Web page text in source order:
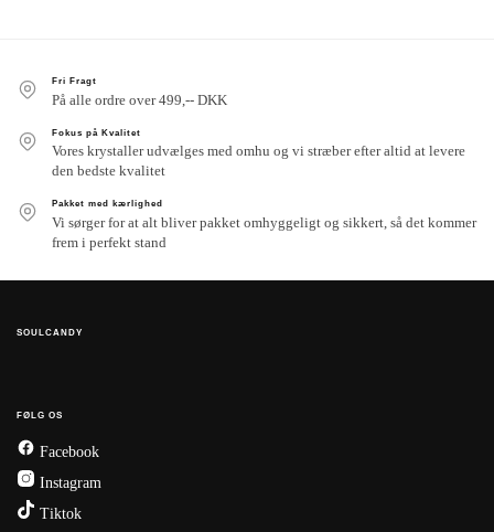
Fri Fragt
På alle ordre over 499,-- DKK
Fokus på Kvalitet
Vores krystaller udvælges med omhu og vi stræber efter altid at levere
den bedste kvalitet
Pakket med kærlighed
Vi sørger for at alt bliver pakket omhyggeligt og sikkert, så det kommer
frem i perfekt stand
SOULCANDY
FØLG OS
Facebook
Instagram
Tiktok